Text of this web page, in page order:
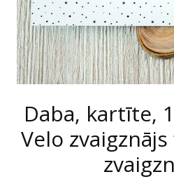
Daba, kartīte,
Velo